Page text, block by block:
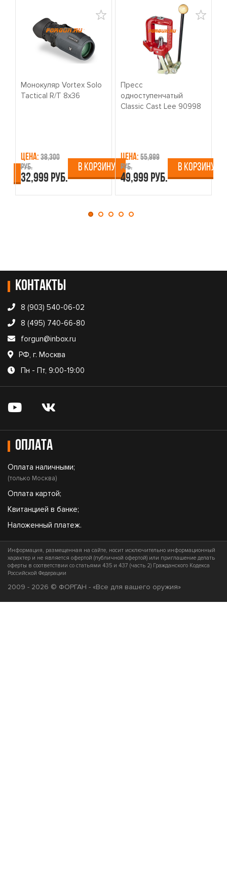
Монокуляр Vortex Solo
Tactical R/T 8x36
Цена: 38,300
руб.
32,999 руб.
В КОРЗИНУ
Пресс
одноступенчатый
Classic Cast Lee 90998
Цена: 55,999
руб.
49,999 руб.
В КОРЗИНУ
Контакты
8 (903) 540-06-02
8 (495) 740-66-80
forgun@inbox.ru
РФ, г. Москва
Пн - Пт, 9:00-19:00
Оплата
Оплата наличными;
(только Москва)
Оплата картой;
Квитанцией в банке;
Наложенный платеж.
Информация, размещенная на сайте, носит исключительно информационный
характер и не является офертой (публичной офертой) или приглашение делать
оферты в соответствии со статьями 435 и 437 (часть 2) Гражданского Кодекса
Российской Федерации
2009 - 2026 © ФОРГАН - «Все для вашего оружия»